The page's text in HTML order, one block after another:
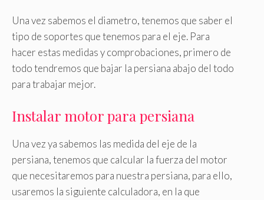
Una vez sabemos el diametro, tenemos que saber el
tipo de soportes que tenemos para el eje. Para
hacer estas medidas y comprobaciones, primero de
todo tendremos que bajar la persiana abajo del todo
para trabajar mejor.
Instalar motor para persiana
Una vez ya sabemos las medida del eje de la
persiana, tenemos que calcular la fuerza del motor
que necesitaremos para nuestra persiana, para ello,
usaremos la siguiente calculadora, en la que